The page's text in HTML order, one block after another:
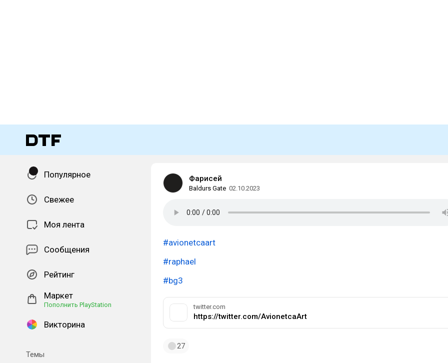
Популярное
Свежее
Моя лента
Сообщения
Рейтинг
Маркет
Пополнить PlayStation
Викторина
Темы
Фарисей
Baldurs Gate 02.10.2023
#avionetcaart
#raphael
#bg3
twitter.com
https://twitter.com/AvionetcaArt
27